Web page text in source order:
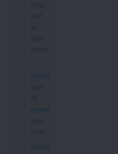
पोषक
का
बेहतर
प्रबंधन
ब्रोकली
सब्जी
की
क्षेत्रवार
उन्नत
किस्में :
ब्रोकली